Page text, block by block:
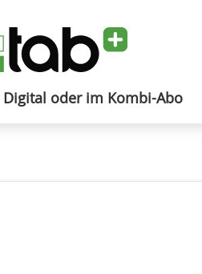
Digital oder im Kombi-Abo